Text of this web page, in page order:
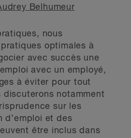
Belhumeur
nous
optimales à
avec succès une
avec un employé,
à éviter pour tout
discuterons notamment
sur les
d’emploi et des
être inclus dans